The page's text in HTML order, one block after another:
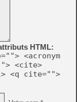
HTML:
<acronym
<cite>
<q cite="">